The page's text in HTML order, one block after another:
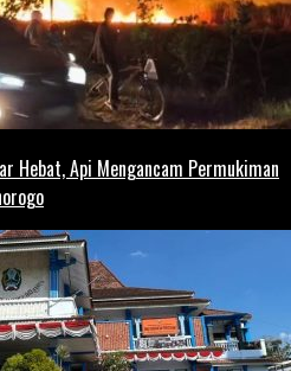
Hebat, Api Mengancam Permukiman